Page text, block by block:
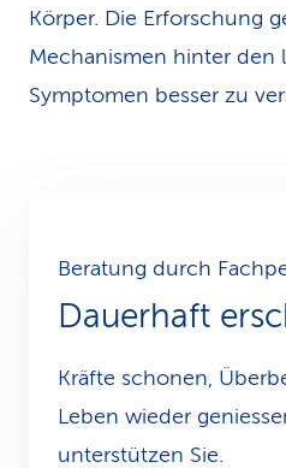
Körper. Die Erforschung
Mechanismen hinter den
Symptomen besser zu
Beratung durch
Dauerhaft
Kräfte schonen,
Leben wieder
unterstützen Sie.